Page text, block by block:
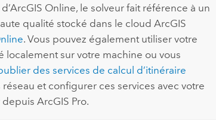
ArcGIS Online, le solveur fait référence à un
qualité stocké dans le cloud ArcGIS
. Vous pouvez également utiliser votre
sur votre machine ou vous
des services de calcul d’itinéraire
et configurer ces services avec votre
depuis ArcGIS Pro.